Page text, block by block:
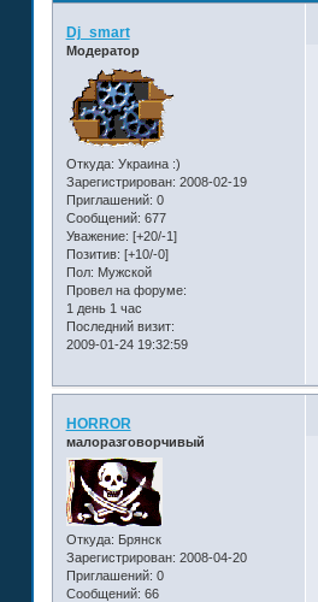
Dj_smart
Модератор
Откуда: Украина :)
Зарегистрирован: 2008-02-19
Приглашений: 0
Сообщений: 677
Уважение: [+20/-1]
Позитив: [+10/-0]
Пол: Мужской
Провел на форуме:
1 день 1 час
Последний визит:
2009-01-24 19:32:59
HORROR
малоразговорчивый
Откуда: Брянск
Зарегистрирован: 2008-04-20
Приглашений: 0
Сообщений: 66